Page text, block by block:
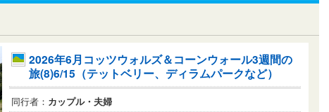
2026年6月コッツウォルズ＆コーンウォール3週間の
旅(8)6/15（テットベリー、ディラムパークなど）
同行者： カップル・夫婦